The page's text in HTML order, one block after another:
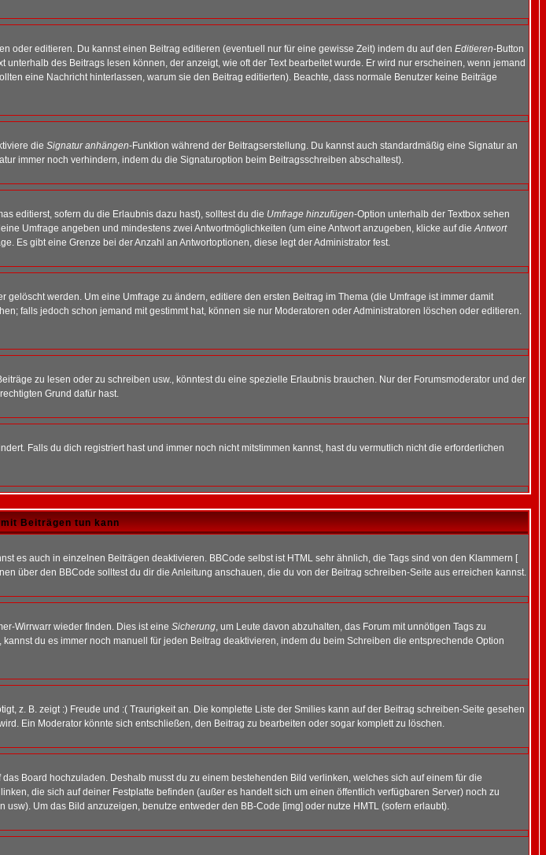
oder editieren. Du kannst einen Beitrag editieren (eventuell nur für eine gewisse Zeit) indem du auf den Editieren-Button
des Beitrags lesen können, der anzeigt, wie oft der Text bearbeitet wurde. Er wird nur erscheinen, wenn jemand
eine Nachricht hinterlassen, warum sie den Beitrag editierten). Beachte, dass normale Benutzer keine Beiträge
die Signatur anhängen-Funktion während der Beitragserstellung. Du kannst auch standardmäßig eine Signatur an
immer noch verhindern, indem du die Signaturoption beim Beitragsschreiben abschaltest).
editierst, sofern du die Erlaubnis dazu hast), solltest du die Umfrage hinzufügen-Option unterhalb der Textbox sehen
Umfrage angeben und mindestens zwei Antwortmöglichkeiten (um eine Antwort anzugeben, klicke auf dieAntwort
Es gibt eine Grenze bei der Anzahl an Antwortoptionen, diese legt der Administrator fest.
werden. Um eine Umfrage zu ändern, editiere den ersten Beitrag im Thema (die Umfrage ist immer damit
falls jedoch schon jemand mit gestimmt hat, können sie nur Moderatoren oder Administratoren löschen oder editieren.
zu lesen oder zu schreiben usw., könntest du eine spezielle Erlaubnis brauchen. Nur der Forumsmoderator und der
Grund dafür hast.
Falls du dich registriert hast und immer noch nicht mitstimmen kannst, hast du vermutlich nicht die erforderlichen
Beiträgen tun kann
es auch in einzelnen Beiträgen deaktivieren. BBCode selbst ist HTML sehr ähnlich, die Tags sind von den Klammern [
über den BBCode solltest du dir die Anleitung anschauen, die du von der Beitrag schreiben-Seite aus erreichen kannst.
Wirrwarr wieder finden. Dies ist eine Sicherung, um Leute davon abzuhalten, das Forum mit unnötigen Tags zu
du es immer noch manuell für jeden Beitrag deaktivieren, indem du beim Schreiben die entsprechende Option
z. B. zeigt :) Freude und :( Traurigkeit an. Die komplette Liste der Smilies kann auf der Beitrag schreiben-Seite gesehen
Ein Moderator könnte sich entschließen, den Beitrag zu bearbeiten oder sogar komplett zu löschen.
Board hochzuladen. Deshalb musst du zu einem bestehenden Bild verlinken, welches sich auf einem für die
die sich auf deiner Festplatte befinden (außer es handelt sich um einen öffentlich verfügbaren Server) noch zu
Um das Bild anzuzeigen, benutze entweder den BB-Code [img] oder nutze HMTL (sofern erlaubt).